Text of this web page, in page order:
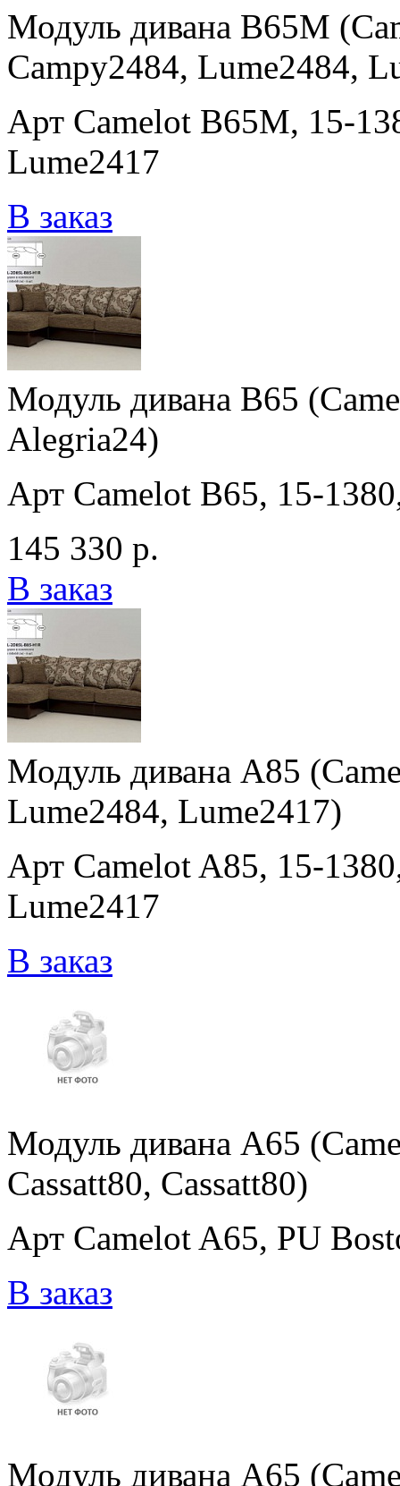
Модуль дивана B65M
Campy2484, Lume2484,
Арт Camelot B65M, 15-
Lume2417
В заказ
Модуль дивана B65
Alegria24)
Арт Camelot B65, 15-
145 330 р.
В заказ
Модуль дивана A85
Lume2484, Lume2417)
Арт Camelot A85, 15-
Lume2417
В заказ
Модуль дивана A65
Cassatt80, Cassatt80)
Арт Camelot A65, PU
В заказ
Модуль дивана A65